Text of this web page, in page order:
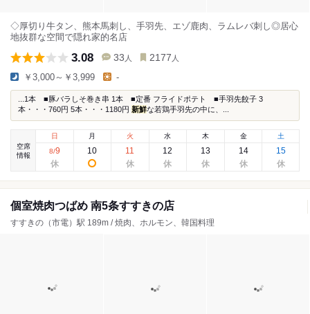
◇厚切り牛タン、熊本馬刺し、手羽先、エゾ鹿肉、ラムレバ刺し◎居心
地抜群な空間で隠れ家的名店
3.08 33 人 2177 人
￥3,000～￥3,999 -
...1本 ■豚バラしそ巻き串 1本 ■定番 フライドポテト ■手羽先餃子 3
本・・・760円 5本・・・1180円 新鮮な若鶏手羽先の中に、...
空席
情報
日
8/9
月
10
火
11
水
12
木
13
金
14
土
15
個室焼肉つばめ 南5条すすきの店
すすきの（市電）駅 189m / 焼肉、ホルモン、韓国料理